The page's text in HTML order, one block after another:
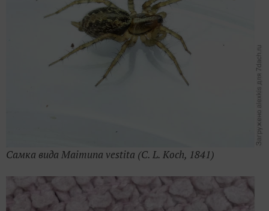
Самка вида Maimuna vestita (C. L. Koch, 1841)